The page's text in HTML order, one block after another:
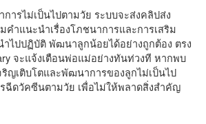
ารไม่เป็นไปตามวัย ระบบจะส่งคลิปส่ง
ำแนะนำเรื่องโภชนาการและการเสริม
ไปปฏิบัติ พัฒนาลูกน้อยได้อย่างถูกต้อง ตรง
จะแจ้งเตือนพ่อแม่อย่างทันท่วงที หากพบ
ริญเติบโตและพัฒนาการของลูกไม่เป็นไป
ฉีดวัคซีนตามวัย เพื่อไม่ให้พลาดสิ่งสำคัญ